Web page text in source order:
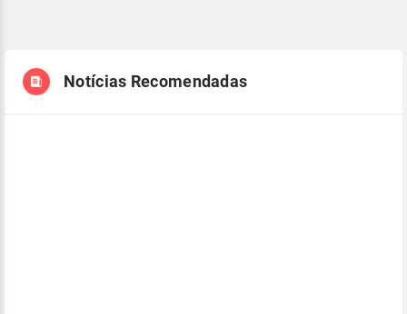
Notícias Recomendadas